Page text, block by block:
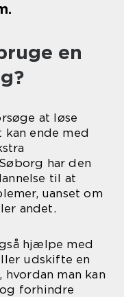
en
at løse
kan ende med
har den
til at
uanset om
andet.
hjælpe med
udskifte en
hvordan man kan
forhindre